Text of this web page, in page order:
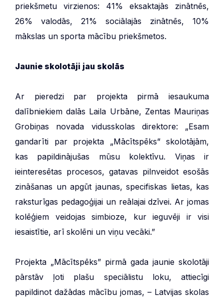
priekšmetu virzienos: 41% eksaktajās zinātnēs,
26% valodās, 21% sociālajās zinātnēs, 10%
mākslas un sporta mācību priekšmetos.
Jaunie skolotāji jau skolās
Ar pieredzi par projekta pirmā iesaukuma
dalībniekiem dalās Laila Urbāne, Zentas Mauriņas
Grobiņas novada vidusskolas direktore: „Esam
gandarīti par projekta „Mācītspēks” skolotājām,
kas papildinājušas mūsu kolektīvu. Viņas ir
ieinteresētas procesos, gatavas pilnveidot esošās
zināšanas un apgūt jaunas, specifiskas lietas, kas
raksturīgas pedagoģijai un reālajai dzīvei. Ar jomas
kolēģiem veidojas simbioze, kur ieguvēji ir visi
iesaistītie, arī skolēni un viņu vecāki.”
Projekta „Mācītspēks” pirmā gada jaunie skolotāji
pārstāv ļoti plašu speciālistu loku, attiecīgi
papildinot dažādas mācību jomas, – Latvijas skolas